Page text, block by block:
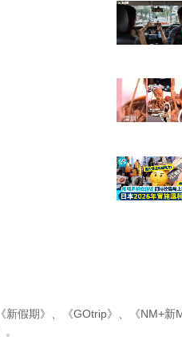
《新假期》 《GOtrip》 《NM+新
。